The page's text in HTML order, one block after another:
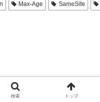
Max-Age SameSite
検索 トップ